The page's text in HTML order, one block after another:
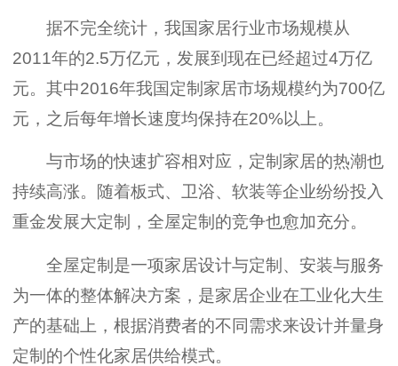
据不完全统计，我国家居行业市场规模从
2011年的2.5万亿元，发展到现在已经超过4万亿
元。其中2016年我国定制家居市场规模约为700亿
元，之后每年增长速度均保持在20%以上。
与市场的快速扩容相对应，定制家居的热潮也
持续高涨。随着板式、卫浴、软装等企业纷纷投入
重金发展大定制，全屋定制的竞争也愈加充分。
全屋定制是一项家居设计与定制、安装与服务
为一体的整体解决方案，是家居企业在工业化大生
产的基础上，根据消费者的不同需求来设计并量身
定制的个性化家居供给模式。